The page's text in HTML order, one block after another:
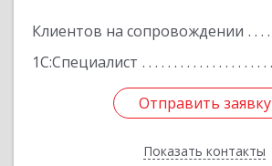
Клиентов на сопровождении
1С:Специалист
Отправить заявку
Показать контакты
Отправить заявку
Назад